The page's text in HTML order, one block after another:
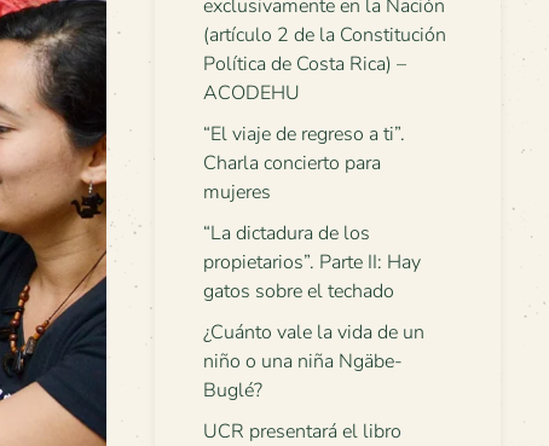
exclusivamente en la Nación
(artículo 2 de la Constitución
Política de Costa Rica) –
ACODEHU
“El viaje de regreso a ti”.
Charla concierto para
mujeres
“La dictadura de los
propietarios”. Parte II: Hay
gatos sobre el techado
¿Cuánto vale la vida de un
niño o una niña Ngäbe-
Buglé?
UCR presentará el libro